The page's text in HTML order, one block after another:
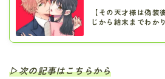
【その天才様は偽
じから結末までわか
▷次の記事はこちらから